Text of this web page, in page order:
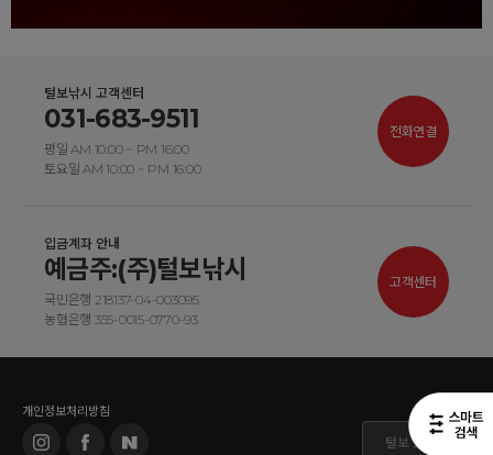
털보낚시 고객센터
031-683-9511
평일 AM 10:00 ~ PM 16:00
토요일 AM 10:00 ~ PM 16:00
전화연결
입금계좌 안내
예금주:(주)털보낚시
국민은행 218137-04-003095
농협은행 355-0015-0770-93
고객센터
개인정보처리방침
털보 도매몰